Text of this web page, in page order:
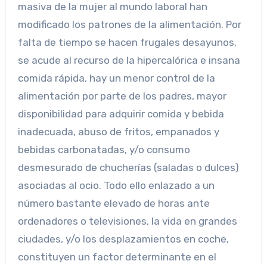
masiva de la mujer al mundo laboral han
modificado los patrones de la alimentación. Por
falta de tiempo se hacen frugales desayunos,
se acude al recurso de la hipercalórica e insana
comida rápida, hay un menor control de la
alimentación por parte de los padres, mayor
disponibilidad para adquirir comida y bebida
inadecuada, abuso de fritos, empanados y
bebidas carbonatadas, y/o consumo
desmesurado de chucherías (saladas o dulces)
asociadas al ocio. Todo ello enlazado a un
número bastante elevado de horas ante
ordenadores o televisiones, la vida en grandes
ciudades, y/o los desplazamientos en coche,
constituyen un factor determinante en el